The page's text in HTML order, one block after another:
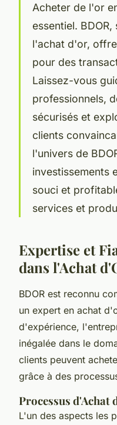
Acheter de l'or
essentiel.
l'achat d'or,
pour des
Laissez-vous
professionnels,
sécurisés et
clients
l'univers de
investissements
souci et
services et
Expertise et
dans l'Achat
BDOR est reconnu
un expert en achat
d'expérience,
inégalée dans le
clients peuvent
grâce à des
Processus d'Achat
L'un des aspects les